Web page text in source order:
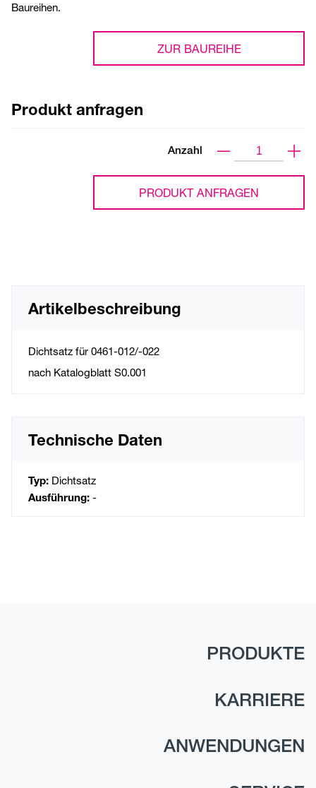
Baureihen.
ZUR BAUREIHE
Produkt anfragen
Anzahl
PRODUKT ANFRAGEN
Artikelbeschreibung
Dichtsatz für 0461-012/-022
nach Katalogblatt S0.001
Technische Daten
Typ: Dichtsatz
Ausführung: -
PRODUKTE
KARRIERE
ANWENDUNGEN